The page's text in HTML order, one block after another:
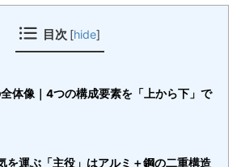
目次 [hide]
体像｜4つの構成要素を「上から下」で
運ぶ「主役」はアルミ＋鋼の二重構造